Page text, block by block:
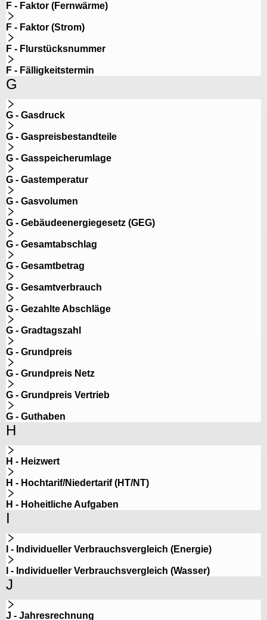
F - Faktor (Fernwärme)
F - Faktor (Strom)
F - Flurstücksnummer
F - Fälligkeitstermin
G
G - Gasdruck
G - Gaspreisbestandteile
G - Gasspeicherumlage
G - Gastemperatur
G - Gasvolumen
G - Gebäudeenergiegesetz (GEG)
G - Gesamtabschlag
G - Gesamtbetrag
G - Gesamtverbrauch
G - Gezahlte Abschläge
G - Gradtagszahl
G - Grundpreis
G - Grundpreis Netz
G - Grundpreis Vertrieb
G - Guthaben
H
H - Heizwert
H - Hochtarif/Niedertarif (HT/NT)
H - Hoheitliche Aufgaben
I
I - Individueller Verbrauchsvergleich (Energie)
I - Individueller Verbrauchsvergleich (Wasser)
J
J - Jahresrechnung